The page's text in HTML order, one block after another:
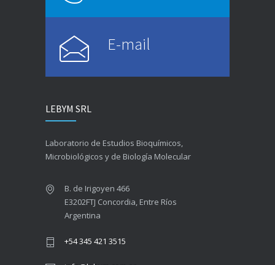
E-mail
LEBYM SRL
Laboratorio de Estudios Bioquímicos,
Microbiológicos y de Biología Molecular
B. de Irigoyen 466
E3202FTJ Concordia, Entre Ríos
Argentina
+54 345 421 3515